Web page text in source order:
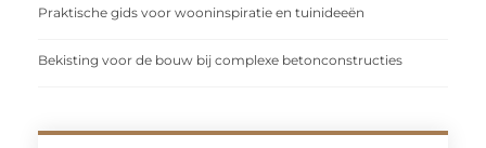
Praktische gids voor wooninspiratie en tuinideeën
Bekisting voor de bouw bij complexe betonconstructies